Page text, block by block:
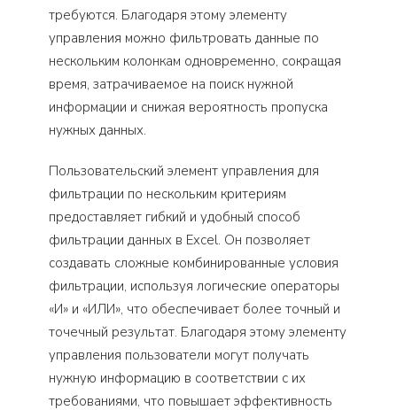
требуются. Благодаря этому элементу
управления можно фильтровать данные по
нескольким колонкам одновременно, сокращая
время, затрачиваемое на поиск нужной
информации и снижая вероятность пропуска
нужных данных.
Пользовательский элемент управления для
фильтрации по нескольким критериям
предоставляет гибкий и удобный способ
фильтрации данных в Excel. Он позволяет
создавать сложные комбинированные условия
фильтрации, используя логические операторы
«И» и «ИЛИ», что обеспечивает более точный и
точечный результат. Благодаря этому элементу
управления пользователи могут получать
нужную информацию в соответствии с их
требованиями, что повышает эффективность